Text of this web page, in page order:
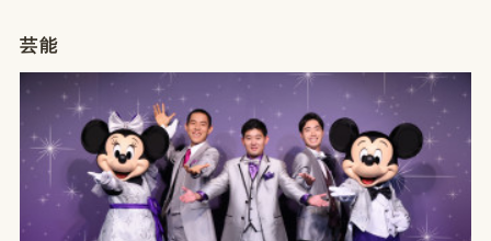
芸能